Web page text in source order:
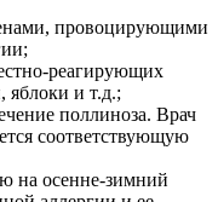
провоцирующими
реагирующих
яблоки и т.д.;
поллиноза. Врач
соответствующую
на осенне-зимний